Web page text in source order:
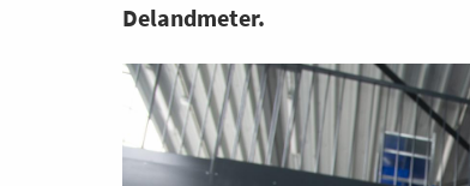
Delandmeter.